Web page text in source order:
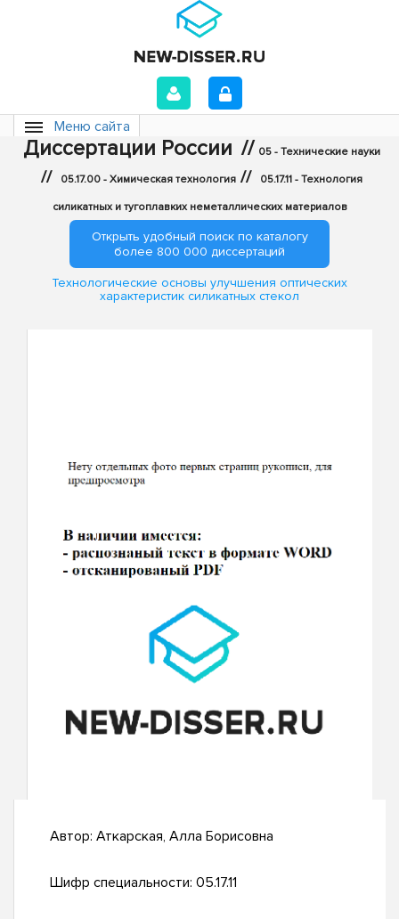
Меню сайта
Диссертации России // 05 - Технические науки
// 05.17.00 - Химическая технология // 05.17.11 - Технология
силикатных и тугоплавких неметаллических материалов
Открыть удобный поиск по каталогу
более 800 000 диссертаций
Технологические основы улучшения оптических
характеристик силикатных стекол
Автор: Аткарская, Алла Борисовна
Шифр специальности: 05.17.11